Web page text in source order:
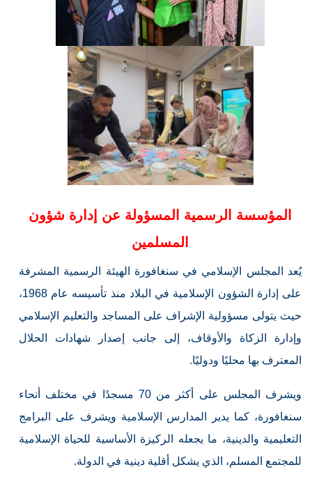
المؤسسة الرسمية المسؤولة عن إدارة شؤون
المسلمين
يُعد المجلس الإسلامي في سنغافورة الهيئة الرسمية المشرفة
على إدارة الشؤون الإسلامية في البلاد منذ تأسيسه عام 1968،
حيث يتولى مسؤولية الإشراف على المساجد والتعليم الإسلامي
وإدارة الزكاة والأوقاف، إلى جانب إصدار شهادات الحلال
المعترف بها محليًا ودوليًا.
ويشرف المجلس على أكثر من 70 مسجدًا في مختلف أنحاء
سنغافورة، كما يدير المدارس الإسلامية ويشرف على البرامج
التعليمية والدينية، ما يجعله الركيزة الأساسية للحياة الإسلامية
للمجتمع المسلم، الذي يشكل أقلية دينية في الدولة.